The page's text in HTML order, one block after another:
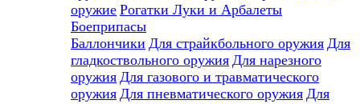
оружие Рогатки Луки и Арбалеты
Боеприпасы
Баллончики Для страйкбольного оружия Для
гладкоствольного оружия Для нарезного
оружия Для газового и травматического
оружия Для пневматического оружия Для